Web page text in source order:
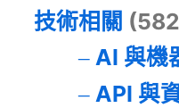
技術相關
AI 與機
API 與